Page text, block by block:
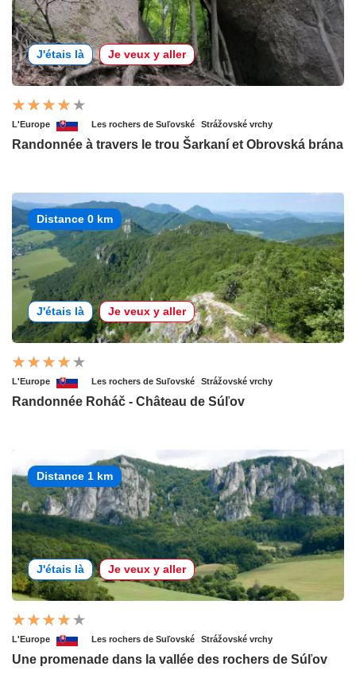
J'étais là Je veux y aller
L'Europe Les rochers de Suľovské Strážovské vrchy
Randonnée à travers le trou Šarkaní et Obrovská brána
Distance 0 km
J'étais là Je veux y aller
L'Europe Les rochers de Suľovské Strážovské vrchy
Randonnée Roháč - Château de Súľov
Distance 1 km
J'étais là Je veux y aller
L'Europe Les rochers de Suľovské Strážovské vrchy
Une promenade dans la vallée des rochers de Súľov